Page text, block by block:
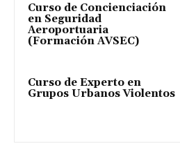
Curso de Concienciación
en Seguridad
Aeroportuaria
(Formación AVSEC)
Curso de Experto en
Grupos Urbanos Violentos